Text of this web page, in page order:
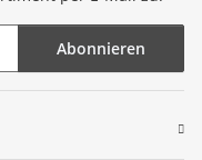
Abonnieren